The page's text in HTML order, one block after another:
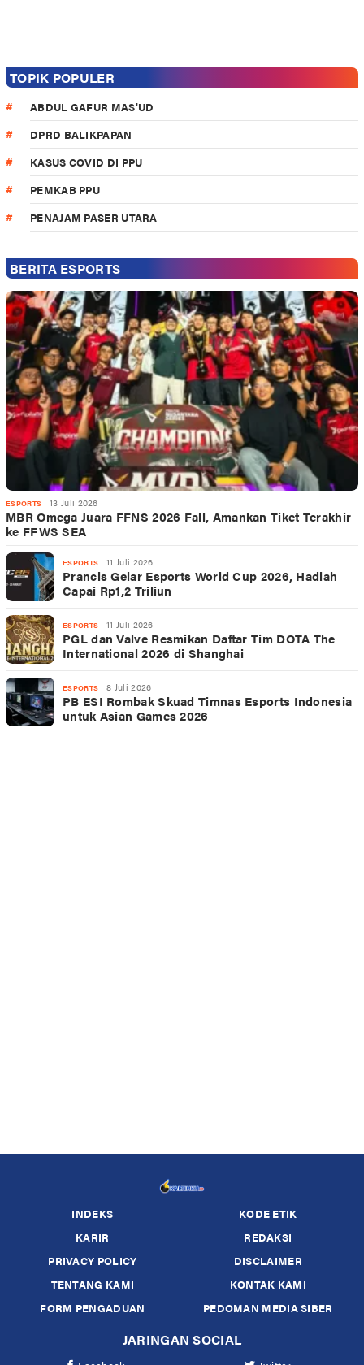
TOPIK POPULER
ABDUL GAFUR MAS'UD
DPRD BALIKPAPAN
KASUS COVID DI PPU
PEMKAB PPU
PENAJAM PASER UTARA
BERITA ESPORTS
ESPORTS 13 Juli 2026
MBR Omega Juara FFNS 2026 Fall, Amankan Tiket Terakhir
ke FFWS SEA
ESPORTS 11 Juli 2026
Prancis Gelar Esports World Cup 2026, Hadiah
Capai Rp1,2 Triliun
ESPORTS 11 Juli 2026
PGL dan Valve Resmikan Daftar Tim DOTA The
International 2026 di Shanghai
ESPORTS 8 Juli 2026
PB ESI Rombak Skuad Timnas Esports Indonesia
untuk Asian Games 2026
INDEKS
KODE ETIK
KARIR
REDAKSI
PRIVACY POLICY
DISCLAIMER
TENTANG KAMI
KONTAK KAMI
FORM PENGADUAN
PEDOMAN MEDIA SIBER
JARINGAN SOCIAL